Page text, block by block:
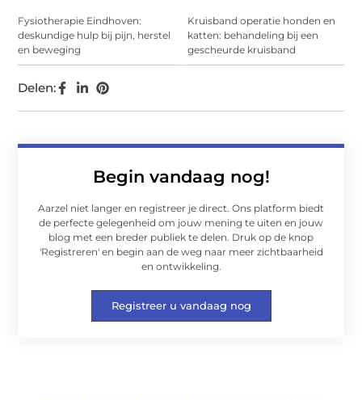
Fysiotherapie Eindhoven:
deskundige hulp bij pijn, herstel
en beweging
Kruisband operatie honden en
katten: behandeling bij een
gescheurde kruisband
Begin vandaag nog!
Aarzel niet langer en registreer je direct. Ons platform biedt
de perfecte gelegenheid om jouw mening te uiten en jouw
blog met een breder publiek te delen. Druk op de knop
'Registreren' en begin aan de weg naar meer zichtbaarheid
en ontwikkeling.
Registreer u vandaag nog
Delen: